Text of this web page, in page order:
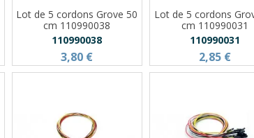
Lot de 5 cordons Grove 50
cm 110990038
110990038
3,80 €
Lot de 5 cordons
cm 110990031
110990031
2,85 €